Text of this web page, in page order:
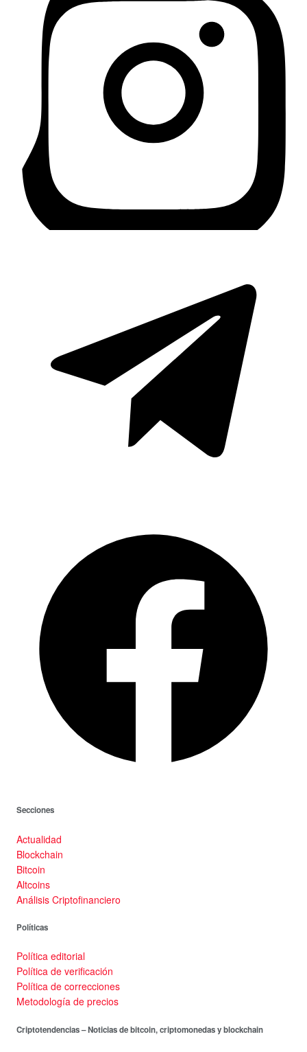
Secciones
Actualidad
Blockchain
Bitcoin
Altcoins
Análisis Criptofinanciero
Políticas
Política editorial
Política de verificación
Política de correcciones
Metodología de precios
Criptotendencias – Noticias de bitcoin, criptomonedas y blockchain